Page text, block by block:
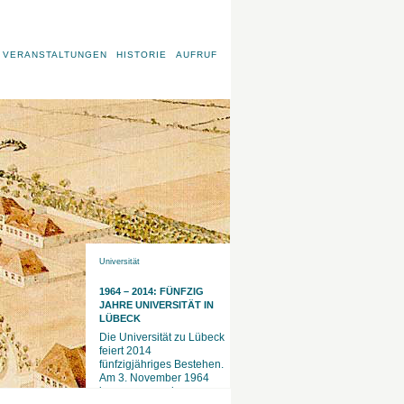
VERANSTALTUNGEN HISTORIE AUFRUF
Universität
1964 – 2014: FÜNFZIG
JAHRE UNIVERSITÄT IN
LÜBECK
Die Universität zu Lübeck
feiert 2014
fünfzigjähriges Bestehen.
Am 3. November 1964
begannen an der